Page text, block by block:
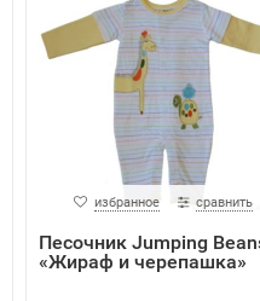
избранное сравнить
Песочник Jumping
«Жираф и черепашка»